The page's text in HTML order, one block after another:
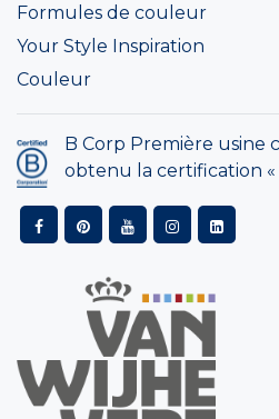
Formules de couleur
Your Style Inspiration
Couleur
B Corp Première usine
obtenu la certification «